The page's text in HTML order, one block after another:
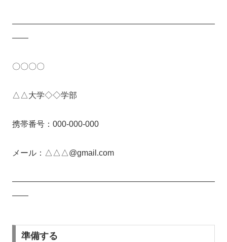
—————————————————————————
——
〇〇〇〇
△△大学◇◇学部
携帯番号：000-000-000
メール：△△△@gmail.com
—————————————————————————
——
準備する